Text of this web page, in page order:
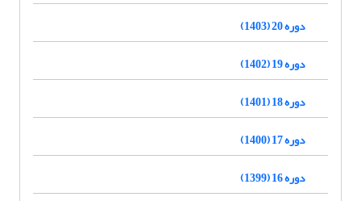
دوره 20 (1403)
دوره 19 (1402)
دوره 18 (1401)
دوره 17 (1400)
دوره 16 (1399)